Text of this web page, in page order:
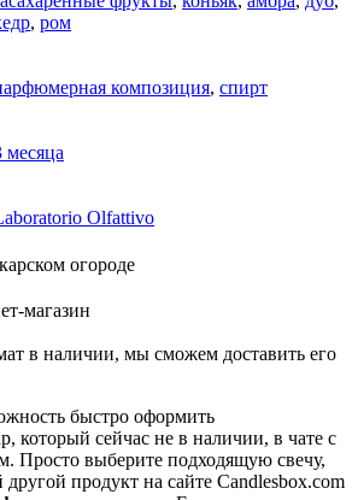
, ром
композиция, спирт
месяца
Olfattivo
огороде
магазин
в наличии, мы сможем доставить его
быстро оформить
который сейчас не в наличии, в чате с
Просто выберите подходящую свечу,
продукт на сайте Candlesbox.com